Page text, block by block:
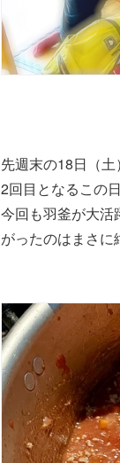
先週末の18日（
2回目となるこの
今回も羽釜が大活
がったのはまさに